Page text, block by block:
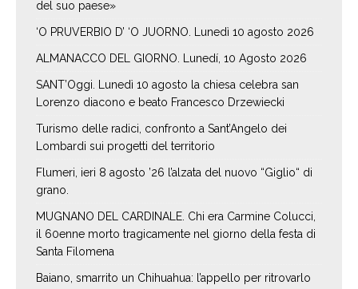
del suo paese»
‘O PRUVERBIO D’ ‘O JUORNO. Lunedì 10 agosto 2026
ALMANACCO DEL GIORNO. Lunedí, 10 Agosto 2026
SANT’Oggi. Lunedì 10 agosto la chiesa celebra san
Lorenzo diacono e beato Francesco Drzewiecki
Turismo delle radici, confronto a Sant’Angelo dei
Lombardi sui progetti del territorio
Flumeri, ieri 8 agosto ’26 l’alzata del nuovo “Giglio“ di
grano.
MUGNANO DEL CARDINALE. Chi era Carmine Colucci,
il 60enne morto tragicamente nel giorno della festa di
Santa Filomena
Baiano, smarrito un Chihuahua: l’appello per ritrovarlo